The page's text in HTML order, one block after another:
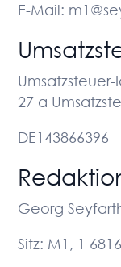
E-Mail:
27 a
DE143866396
Georg
Sitz: M1, 1